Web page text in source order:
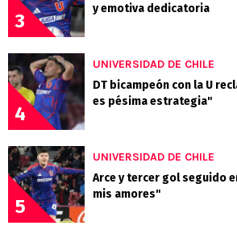
3
y emotiva dedicatoria
4
UNIVERSIDAD DE CHILE
DT bicampeón con la U
es pésima estrategia"
5
UNIVERSIDAD DE CHILE
Arce y tercer gol seguido
mis amores"